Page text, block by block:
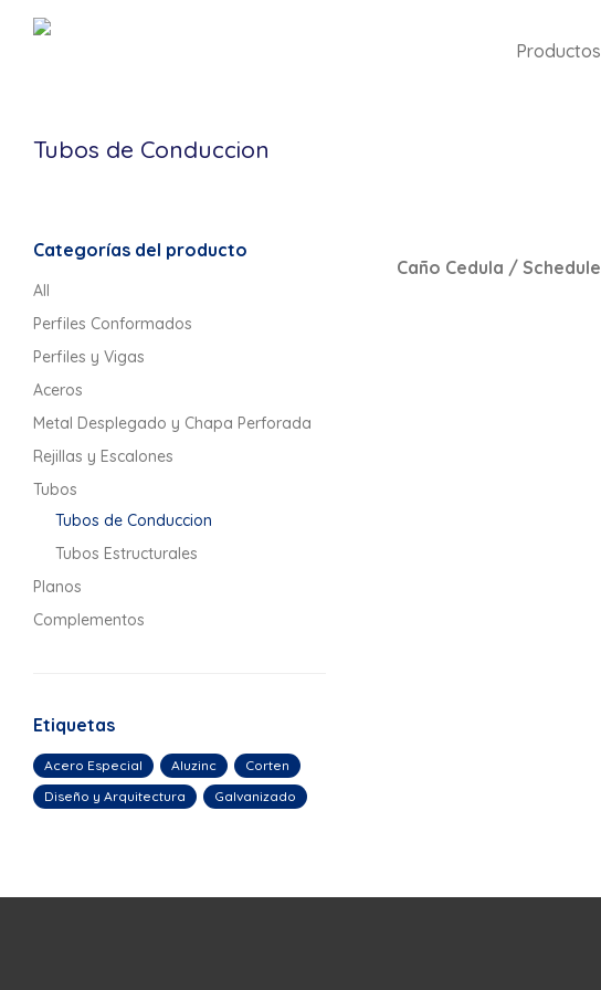
Productos
Tubos de Conduccion
Categorías del producto
All
Perfiles Conformados
Perfiles y Vigas
Aceros
Metal Desplegado y Chapa Perforada
Rejillas y Escalones
Tubos
Tubos de Conduccion
Tubos Estructurales
Planos
Complementos
Etiquetas
Acero Especial Aluzinc
Corten
Diseño y Arquitectura
Galvanizado
Caño Cedula / Schedule